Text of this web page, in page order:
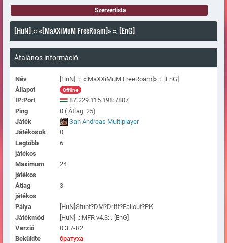
Szerverlista
[HuN] .:: «[MaXXiMuM FreeRoam]» ::. [EnG]
Átalános információ
Név
[HuN] .:: «[MaXXiMuM FreeRoam]» ::. [EnG]
Állapot
Offline
IP:Port
87.229.115.198:7807
Ping
0 ( Átlag: 25)
Játék
San Andreas Multiplayer
Játékosok
0
Legtöbb
játékos
6
Maximum
játékos
24
Átlag
játékos
3
Pálya
[HuN]Stunt?DM?Drift?Fallout?PK
Játékmód
[HuN] .::MFR v4.3::. [EnG]
Verzió
0.3.7-R2
Beküldte
братуха